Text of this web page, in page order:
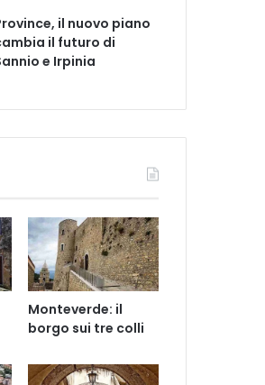
il nuovo piano
il futuro di
e Irpinia
Monteverde: il
borgo sui tre colli